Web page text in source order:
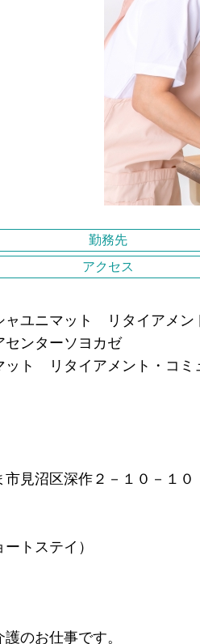
勤務先
アクセス
ャユニマット リタイアメン
ンターソヨカゼ
ット リタイアメント・コ
見沼区深作２－１０－１０
トステイ）
のお仕事です。